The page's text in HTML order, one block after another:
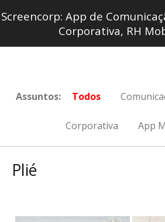
Screencorp: App de
Corporativa, RH
Assuntos: Todos
Corporativa App
Plié